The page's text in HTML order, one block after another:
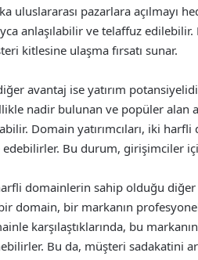
uluslararası pazarlara açılmayı
anlaşılabilir ve telaffuz edilebilir.
kitlesine ulaşma fırsatı sunar.
avantaj ise yatırım
nadir bulunan ve popüler alan
Domain yatırımcıları, iki
Bu durum, girişimciler
domainlerin sahip olduğu diğer
domain, bir markanın
karşılaştıklarında, bu
Bu da, müşteri sadakatini